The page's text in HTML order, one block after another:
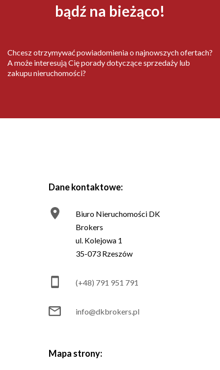
bądź na bieżąco!
Chcesz otrzymywać powiadomienia o najnowszych ofertach?
A może interesują Cię porady dotyczące sprzedaży lub
zakupu nieruchomości?
Dane kontaktowe:
Biuro Nieruchomości DK
Brokers
ul. Kolejowa 1
35-073 Rzeszów
(+48) 791 951 791
info@dkbrokers.pl
Mapa strony: